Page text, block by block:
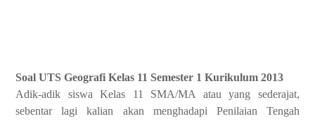
Soal UTS Geografi Kelas 11 Semester 1 Kurikulum 2013
Adik-adik siswa Kelas 11 SMA/MA atau yang sederajat,
sebentar lagi kalian akan menghadapi Penilaian Tengah